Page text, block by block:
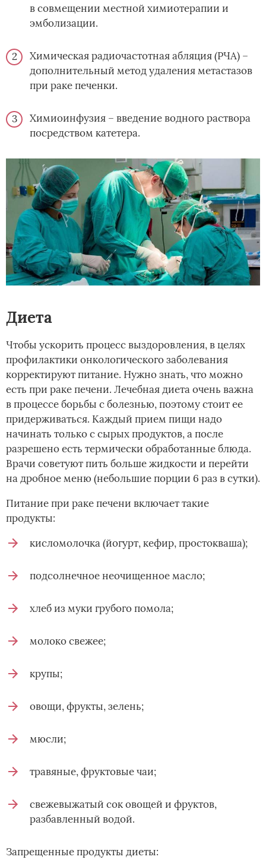
в совмещении местной химиотерапии и
эмболизации.
Химическая радиочастотная абляция (РЧА) –
дополнительный метод удаления метастазов
при раке печенки.
Химиоинфузия – введение водного раствора
посредством катетера.
Диета­
Чтобы ускорить процесс выздоровления, в целях
профилактики онкологического заболевания
корректируют питание. Нужно знать, что можно
есть при раке печени. Лечебная диета очень важна
в процессе борьбы с болезнью, поэтому стоит ее
придерживаться. Каждый прием пищи надо
начинать только с сырых продуктов, а после
разрешено есть термически обработанные блюда.
Врачи советуют пить больше жидкости и перейти
на дробное меню (небольшие порции 6 раз в сутки).
Питание при раке печени включает такие
продукты:
кисломолочка (йогурт, кефир, простокваша);
подсолнечное неочищенное масло;
хлеб из муки грубого помола;
молоко свежее;
крупы;
овощи, фрукты, зелень;
мюсли;
травяные, фруктовые чаи;
свежевыжатый сок овощей и фруктов,
разбавленный водой.
Запрещенные продукты диеты: